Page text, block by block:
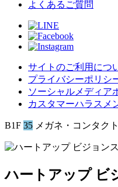
よくあるご質問
サイトのご利用につ
プライバシーポリシ
ソーシャルメディア
カスタマーハラスメ
B1F 35 メガネ・コンタク
ハートアップ ビ